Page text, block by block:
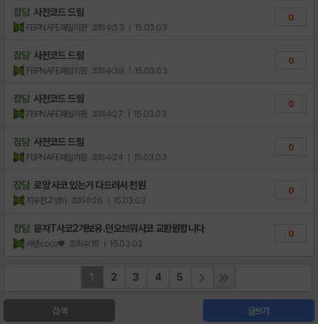
잡담 사전코드 드림
FBPNAFE패밀리팜 조회수:53 | 15.03.03
0
잡담 사전코드 드림
FBPNAFE패밀리팜 조회수:39 | 15.03.03
0
잡담 사전코드 드림
FBPNAFE패밀리팜 조회수:27 | 15.03.03
0
잡담 사전코드 드림
FBPNAFE패밀리팜 조회수:24 | 15.03.03
0
잡담 로망 사코 있는거 다드려서 천원
지루한고양이 조회수:26 | 15.03.03
0
잡담 문자T사코2개보유.던오브워사코 교환원합니다
샤넬coco♥ 조회수:19 | 15.03.03
0
1 2 3 4 5
검색 글쓰기